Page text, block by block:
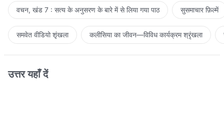
वचन, खंड 7 : सत्य के अनुसरण के बारे में से लिया गया पाठ सुसमाचार फ़िल्में
समवेत वीडियो शृंखला कलीसिया का जीवन—विविध कार्यक्रम श्रृंखला
उत्तर यहाँ दें